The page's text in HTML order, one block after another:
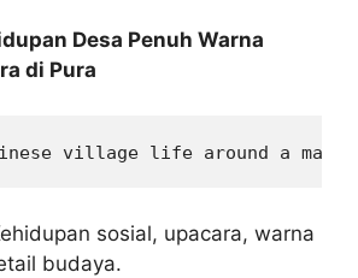
Desa Penuh Warna
di Pura
village life around a
sosial, upacara, warna
budaya.